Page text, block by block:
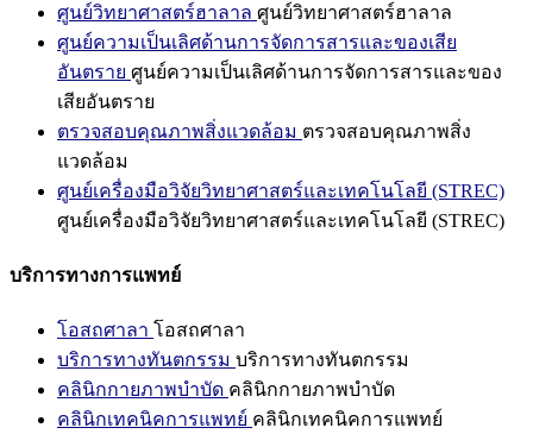
ศูนย์วิทยาศาสตร์ฮาลาล ศูนย์วิทยาศาสตร์ฮาลาล
ศูนย์ความเป็นเลิศด้านการจัดการสารและของเสีย
อันตราย ศูนย์ความเป็นเลิศด้านการจัดการสารและของ
เสียอันตราย
ตรวจสอบคุณภาพสิ่งแวดล้อม ตรวจสอบคุณภาพสิ่ง
แวดล้อม
ศูนย์เครื่องมือวิจัยวิทยาศาสตร์และเทคโนโลยี (STREC)
ศูนย์เครื่องมือวิจัยวิทยาศาสตร์และเทคโนโลยี (STREC)
บริการทางการแพทย์
โอสถศาลา โอสถศาลา
บริการทางทันตกรรม บริการทางทันตกรรม
คลินิกกายภาพบำบัด คลินิกกายภาพบำบัด
คลินิกเทคนิคการแพทย์ คลินิกเทคนิคการแพทย์